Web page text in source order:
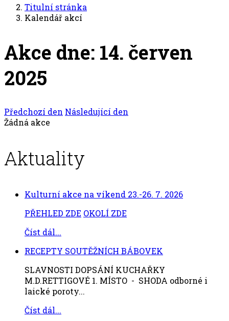
Titulní stránka
Kalendář akcí
Akce dne: 14. červen
2025
Předchozí den Následující den
Žádná akce
Aktuality
Kulturní akce na víkend 23.-26. 7. 2026
PŘEHLED ZDE OKOLÍ ZDE
Číst dál...
RECEPTY SOUTĚŽNÍCH BÁBOVEK
SLAVNOSTI DOPSÁNÍ KUCHAŘKY
M.D.RETTIGOVÉ 1. MÍSTO - SHODA odborné i
laické poroty...
Číst dál...